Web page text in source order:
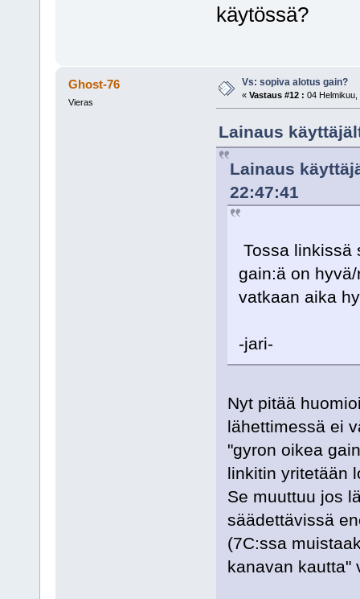
käytössä?
Ghost-76
Vieras
Vs: sopiva alotus gain?
« Vastaus #12 : 04 Helmikuu,
Lainaus
Lainaus
22:47:41
Tossa linkissä
gain:ä on
vatkaan aika
-jari-
Nyt pitää
lähettimessä ei
"gyron oikea
linkitin yritetään
Se muuttuu jos
säädettävissä
(7C:ssa
kanavan kautta"